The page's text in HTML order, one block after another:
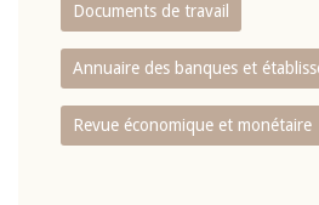
Documents de travail
Annuaire des banques et
Revue économique et monétaire